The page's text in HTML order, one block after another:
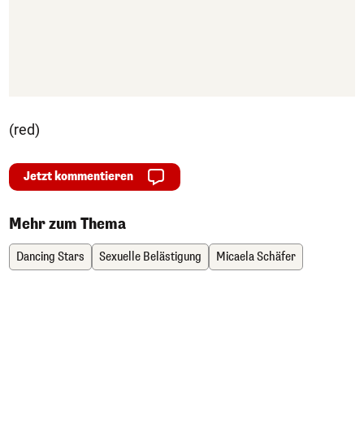
(red)
Jetzt kommentieren
Mehr zum Thema
Dancing Stars Sexuelle Belästigung Micaela Schäfer